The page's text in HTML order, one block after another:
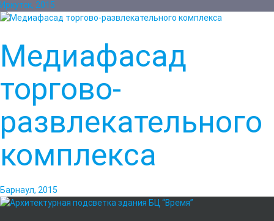
Иркутск, 2015
Медиафасад
торгово-
развлекательного
комплекса
Барнаул, 2015